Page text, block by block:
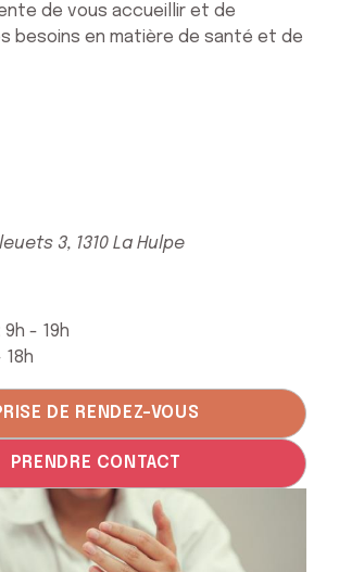
de vous accueillir et de
besoins en matière de santé et de
3, 1310 La Hulpe
9h - 19h
18h
DE RENDEZ-VOUS
PRENDRE CONTACT